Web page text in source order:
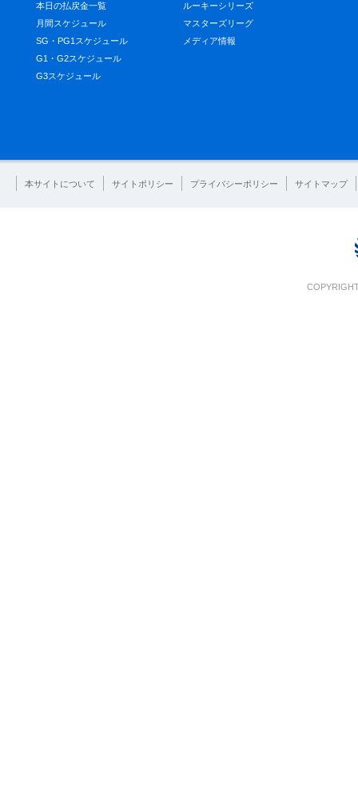
本日の払戻金一覧
月間スケジュール
SG・PG1スケジュール
G1・G2スケジュール
G3スケジュール
ルーキーシリーズ
マスターズリーグ
メディア情報
本サイトについて サイトポリシー プライバシーポリシー サイトマップ